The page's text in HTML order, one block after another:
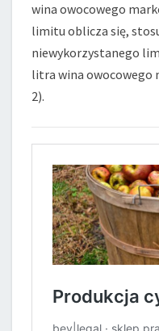
wina owocowego
limitu oblicza się,
niewykorzystanego
litra wina owocowego
2).